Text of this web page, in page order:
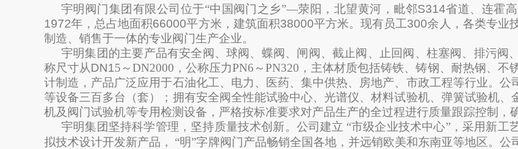
宇明阀门集团有限公司位于“中国阀门之乡”—荥阳，北望黄河，毗邻S314省道、连霍
1972年，总占地面积66000平方米，建筑面积38000平方米。现有员工300余人，各类专业
制造、销售于一体的专业阀门生产企业。
宇明集团的主要产品有安全阀、球阀、蝶阀、闸阀、截止阀、止回阀、柱塞阀、排污阀
称尺寸从DN15 ～DN2000，公称压力PN6～PN320，主体材质包括铸铁、铸钢、耐热钢、
计制造， 产品广泛应用于石油化工、电力、医药、集中供热、房地产、市政工程等行业。
等设备三百多台（套）；拥有安全阀全性能试验中心、光谱仪、材料试验机、弹簧试验机
机及阀门试验机等专用检测设备，严格按标准要求对产品生产的全过程进行质量跟踪控制，
宇明集团坚持科学管理，坚持质量技术创新。公司建立 “市级企业技术中心”， 采用新工
拟技术设计开发新产品，
“明”字牌阀门产品畅销全国各地，并远销欧美和东南亚等地区。